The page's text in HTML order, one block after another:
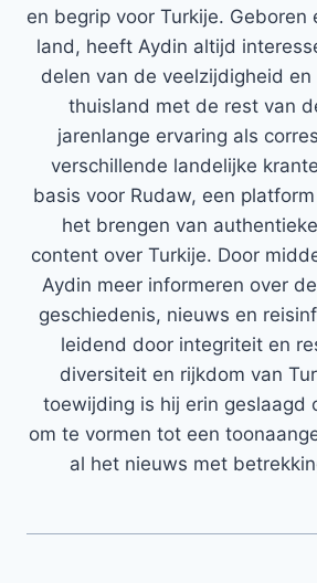
en begrip voor Turkije. Geboren
land, heeft Aydin altijd
delen van de veelzijdigheid
thuisland met de rest van
jarenlange ervaring als
verschillende landelijke
basis voor Rudaw, een
het brengen van
content over Turkije. Door
Aydin meer informeren over
geschiedenis, nieuws en
leidend door integriteit en
diversiteit en rijkdom van
toewijding is hij erin geslaagd
om te vormen tot een
al het nieuws met